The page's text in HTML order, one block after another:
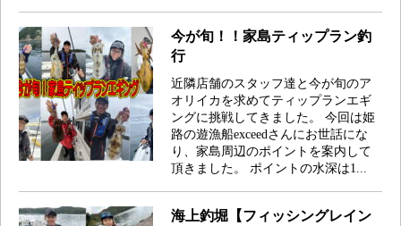
今が旬！！家島ティップラン釣
行
近隣店舗のスタッフ達と今が旬のア
オリイカを求めてティップランエギ
ングに挑戦してきました。 今回は姫
路の遊漁船exceedさんにお世話にな
り、家島周辺のポイントを案内して
頂きました。 ポイントの水深は1...
海上釣堀【フィッシングレイン